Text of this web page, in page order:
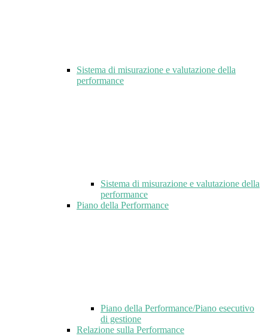
Sistema di misurazione e valutazione della
performance
Sistema di misurazione e valutazione della
performance
Piano della Performance
Piano della Performance/Piano esecutivo
di gestione
Relazione sulla Performance